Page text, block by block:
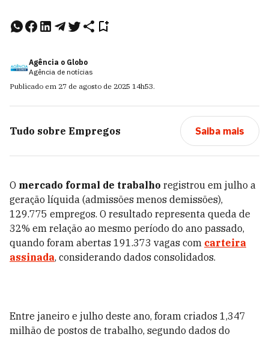
Agência o Globo
Agência de notícias
Publicado em 27 de agosto de 2025 14h53.
Tudo sobre Empregos Saiba mais
O mercado formal de trabalho registrou em julho a
geração líquida (admissões menos demissões),
129.775 empregos. O resultado representa queda de
32% em relação ao mesmo período do ano passado,
quando foram abertas 191.373 vagas com carteira
assinada, considerando dados consolidados.
Entre janeiro e julho deste ano, foram criados 1,347
milhão de postos de trabalho, segundo dados do